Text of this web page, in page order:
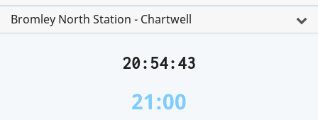
Bromley North Station - Chartwell
20:54:43
21:00